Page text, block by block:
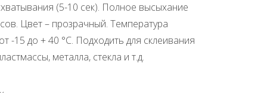
(5-10 сек). Полное высыхание
Цвет – прозрачный. Температура
-15 до + 40 °С. Подходить для склеивания
металла, стекла и т.д.